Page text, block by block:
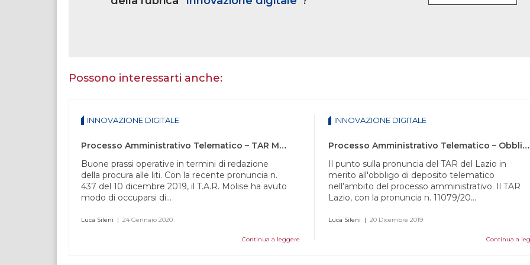
essere
questo
campo
Possono interessarti anche:
INNOVAZIONE DIGITALE
Processo Amministrativo Telematico – TAR Molise – Contenuto della procura alle liti
Buone prassi operative in termini di redazione
della procura alle liti. Con la recente pronuncia n.
437 del 10 dicembre 2019, il T.A.R. Molise ha avuto
modo di occuparsi di...
Luca Sileni | 24 Gennaio 2020
Continua a leggere
INNOVAZIONE DIGITALE
Processo Amministrativo Telematico – Obbligo di deposito telematico dell’istanza di fissazione udienza
Il punto sulla pronuncia del TAR del Lazio in
merito all'obbligo di deposito telematico
nell’ambito del processo amministrativo. Il TAR
Lazio, con la pronuncia n. 11079/20...
Luca Sileni | 20 Dicembre 2019
Continua a